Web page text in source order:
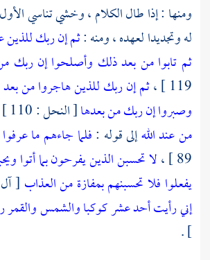
ومنها : إذا طال الكلام ، وخشي تناسي الأول
له وتجديدا لعهده ، ومنه :ثم إن ربك للذين
ثم تابوا من بعد ذلك وأصلحوا إن ربك
119 ] ،
ثم إن ربك للذين هاجروا من بعد
وصبروا إن ربك من بعدها[ النحل : 110 ] ،
من عند اللهإلى قوله :فلما جاءهم ما
89 ] ،
لا تحسبن الذين يفرحون بما أتوا
يفعلوا فلا تحسبنهم بمفازة من العذاب [ آل
إني رأيت أحد عشر كوكبا والشمس والقمر
] .